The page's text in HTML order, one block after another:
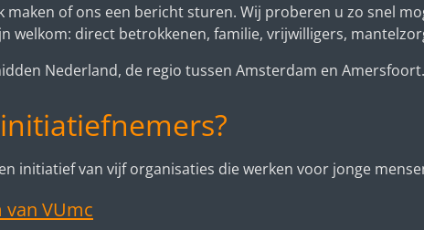
maken of ons een bericht sturen. Wij proberen u zo snel
welkom: direct betrokkenen, familie, vrijwilligers,
Nederland, de regio tussen Amsterdam en Amersfoort.
initiatief van vijf organisaties die werken voor jonge
VUmc